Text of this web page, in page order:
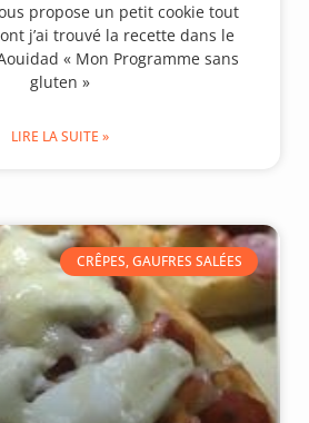
propose un petit cookie tout
j’ai trouvé la recette dans le
« Mon Programme sans
gluten »
LIRE LA SUITE »
CRÊPES, GAUFRES SALÉES